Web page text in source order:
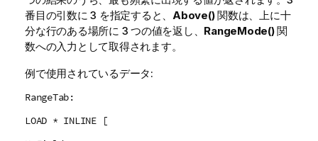
番目の引数に3 を指定すると、 Above()関数は、上に十
分な行のある場所に 3 つの値を返し、 RangeMode()関
数への入力として取得されます。
例で使用されているデータ:
RangeTab:
LOAD * INLINE [